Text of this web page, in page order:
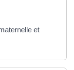
et
onglet)